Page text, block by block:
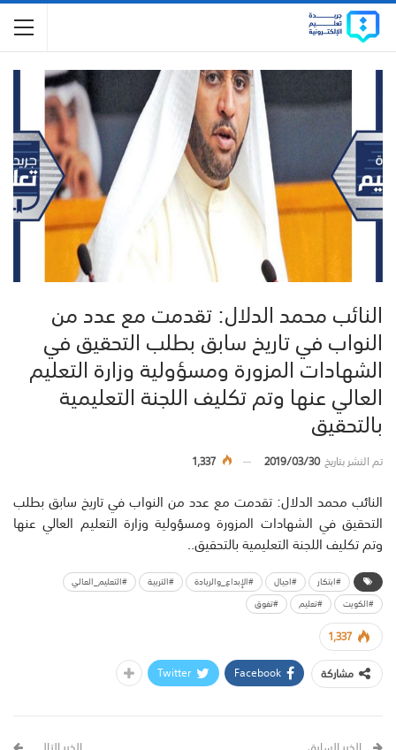
النائب محمد الدلال: تقدمت مع عدد من
النواب في تاريخ سابق بطلب التحقيق في
الشهادات المزورة ومسؤولية وزارة التعليم
العالي عنها وتم تكليف اللجنة التعليمية
بالتحقيق
تم النشر بتاريخ2019/03/30
1,337
النائب محمد الدلال: تقدمت مع عدد من النواب في تاريخ سابق بطلب
التحقيق في الشهادات المزورة ومسؤولية وزارة التعليم العالي عنها
وتم تكليف اللجنة التعليمية بالتحقيق..
#ابتكار #اجيال #الإبداع_والريادة #التربية
#التعليم_العالي
#الكويت
#تعليم #تفوق
1,337
مشاركة
Facebook
Twitter